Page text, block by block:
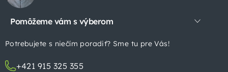
Pomôžeme vám s výberom
Potrebujete s niečím poradiť? Sme tu pre Vás!
+421 915 325 355